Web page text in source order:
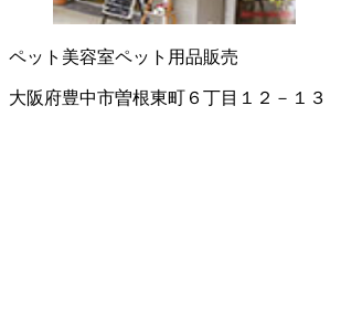
ペット美容室ペット用品販売
大阪府豊中市曽根東町６丁目１２－１３